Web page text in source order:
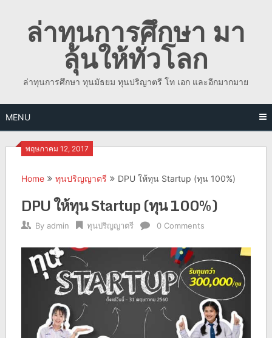
contentล่าทุนการศึกษา มา
ลุ้นให้ทั่วโลก
ล่าทุนการศึกษา ทุนมัธยม ทุนปริญาตรี โท เอก และอีกมากมาย
MENU
พฤษภาคม 12, 2017
Home ทุนปริญญาตรี DPU ให้ทุน Startup (ทุน 100%)
DPU ให้ทุน Startup (ทุน 100%)
By admin ทุนปริญญาตรี 0 Comments